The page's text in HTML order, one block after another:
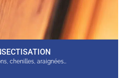
chenilles, araignées…